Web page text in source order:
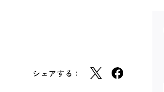
シェアする：